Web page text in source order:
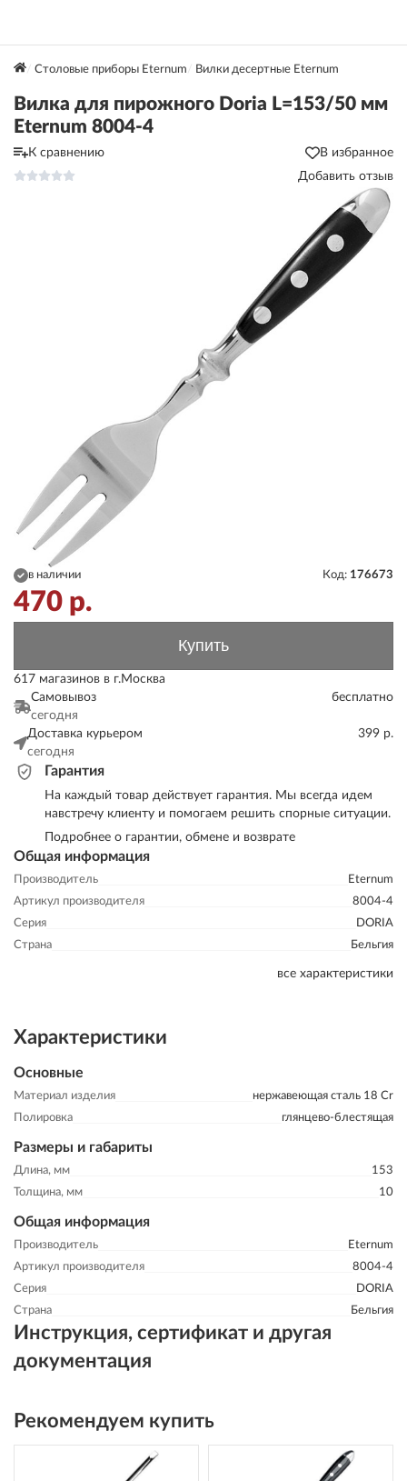
Столовые приборы Eternum Вилки десертные Eternum
Вилка для пирожного Doria L=153/50 мм
Eternum 8004-4
К сравнению
В избранное
Добавить отзыв
Общая информация
Производитель
Eternum
Артикул производителя
8004-4
Серия
DORIA
Страна
Бельгия
все характеристики
в наличии Код: 176673
470 р.
Купить
617 магазинов в г.Москва
Самовывоз
сегодня
бесплатно
Доставка курьером
сегодня
399 р.
Гарантия
На каждый товар действует гарантия. Мы всегда идем
навстречу клиенту и помогаем решить спорные ситуации.
Подробнее о гарантии, обмене и возврате
Характеристики
Основные
Материал изделия
нержавеющая сталь 18 Cr
Полировка
глянцево-блестящая
Размеры и габариты
Длина, мм
153
Толщина, мм
10
Общая информация
Производитель
Eternum
Артикул производителя
8004-4
Серия
DORIA
Страна
Бельгия
Инструкция, сертификат и другая
документация
Рекомендуем купить